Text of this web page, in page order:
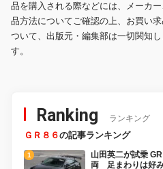
品を購入される際などには、メーカ
品方法についてご確認の上、お買い
ついて、出版元・編集部は一切関知
す。
Ranking ランキング
ＧＲ８６の記事ランキング
山田英二が試乗
両 足まわりは好